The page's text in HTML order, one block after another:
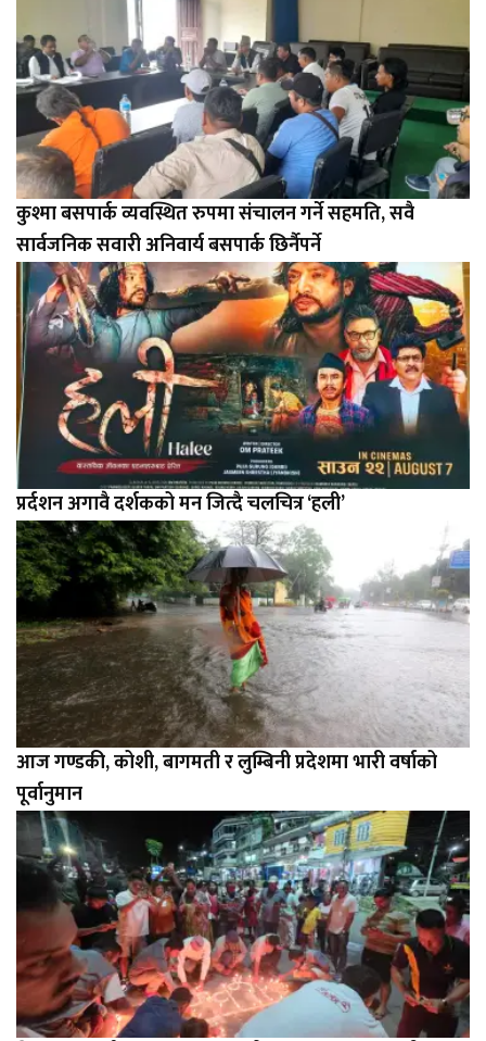
कुश्मा बसपार्क व्यवस्थित रुपमा संचालन गर्ने सहमति, सवै
सार्वजनिक सवारी अनिवार्य बसपार्क छिर्नैपर्ने
प्रर्दशन अगावै दर्शकको मन जित्दै चलचित्र ‘हली’
आज गण्डकी, कोशी, बागमती र लुम्बिनी प्रदेशमा भारी वर्षाको
पूर्वानुमान